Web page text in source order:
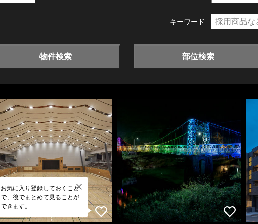
キーワード
物件検索 部位検索
お気に入り登録しておくこと
で、後でまとめて見ることが
できます。